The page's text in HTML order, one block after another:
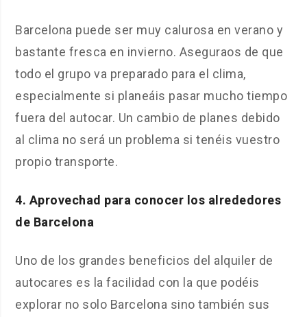
Barcelona puede ser muy calurosa en verano y
bastante fresca en invierno. Aseguraos de que
todo el grupo va preparado para el clima,
especialmente si planeáis pasar mucho tiempo
fuera del autocar. Un cambio de planes debido
al clima no será un problema si tenéis vuestro
propio transporte.
4. Aprovechad para conocer los alrededores
de Barcelona
Uno de los grandes beneficios del alquiler de
autocares es la facilidad con la que podéis
explorar no solo Barcelona sino también sus